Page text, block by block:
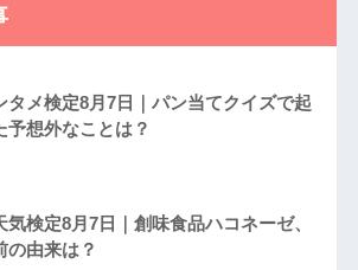
タメ検定8月7日｜パン当てクイズで起
予想外なことは？
気検定8月7日｜創味食品ハコネーゼ、
の由来は？